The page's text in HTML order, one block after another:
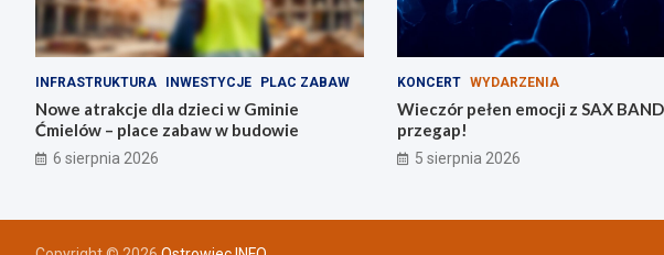
INFRASTRUKTURA INWESTYCJE PLAC ZABAW
Nowe atrakcje dla dzieci w Gminie
Ćmielów – place zabaw w budowie
6 sierpnia 2026
KONCERT WYDARZENIA
Wieczór pełen emocji z SAX
przegap!
5 sierpnia 2026